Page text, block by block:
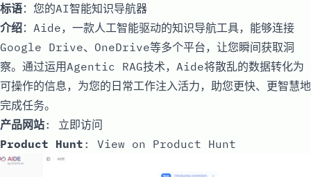
标语：您的AI智能知识导航器
介绍：Aide，一款人工智能驱动的知识导航工具，能够连接
Google Drive、OneDrive等多个平台，让您瞬间获取洞
察。通过运用Agentic RAG技术，Aide将散乱的数据转化为
可操作的信息，为您的日常工作注入活力，助您更快、更智慧地
完成任务。
产品网站: 立即访问
Product Hunt : View on Product Hunt